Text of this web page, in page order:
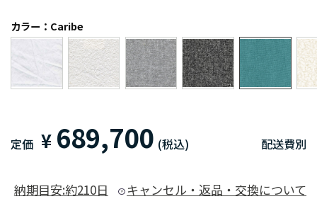
カラー：Caribe
定価 ¥ 689,700 (税込) 配送費別
納期目安:約210日 キャンセル・返品・交換について